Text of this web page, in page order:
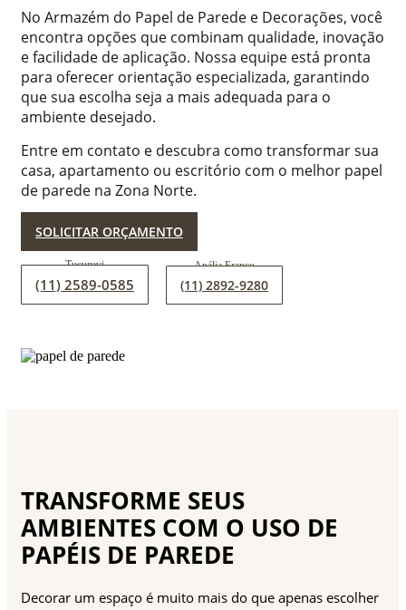
No Armazém do Papel de Parede e Decorações, você
encontra opções que combinam qualidade, inovação
e facilidade de aplicação. Nossa equipe está pronta
para oferecer orientação especializada, garantindo
que sua escolha seja a mais adequada para o
ambiente desejado.
Entre em contato e descubra como transformar sua
casa, apartamento ou escritório com o melhor papel
de parede na Zona Norte.
SOLICITAR ORÇAMENTO
(11) 2589-0585 (11) 2892-9280
TRANSFORME SEUS
AMBIENTES COM O USO DE
PAPÉIS DE PAREDE
Decorar um espaço é muito mais do que apenas escolher